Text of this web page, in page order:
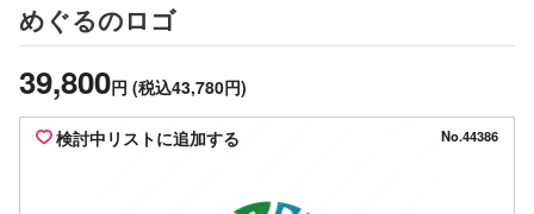
めぐるのロゴ
39,800円 (税込43,780円)
検討中リストに追加する No.44386